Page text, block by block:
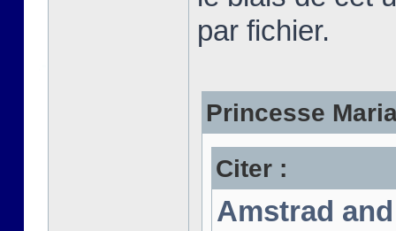
par fichier.
Princesse
Citer :
Amstrad